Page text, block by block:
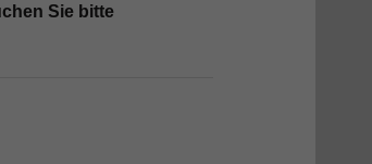
Sie bitte